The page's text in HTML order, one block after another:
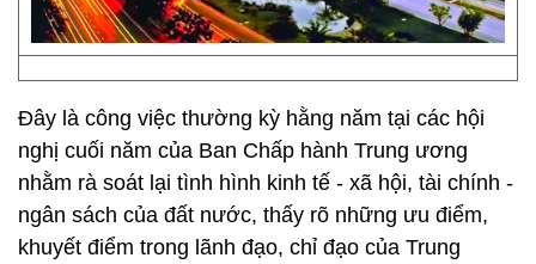
Đây là công việc thường kỳ hằng năm tại các hội
nghị cuối năm của Ban Chấp hành Trung ương
nhằm rà soát lại tình hình kinh tế - xã hội, tài chính -
ngân sách của đất nước, thấy rõ những ưu điểm,
khuyết điểm trong lãnh đạo, chỉ đạo của Trung